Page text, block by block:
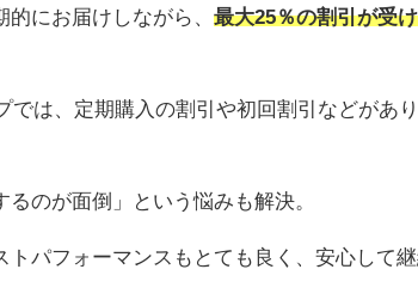
にお届けしながら、 最大25％の割引が受
では、 定期購入の割引や初回割引などがあり
のが面倒」という悩みも解決。
トパフォーマンスもとても良く、安心して